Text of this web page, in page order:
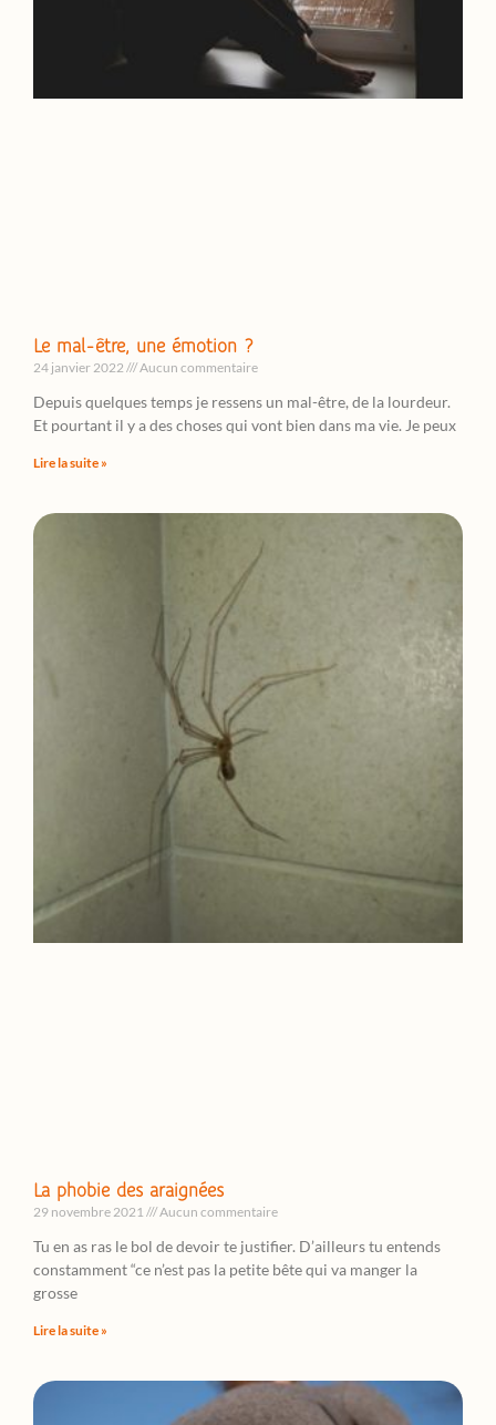
Le mal-être, une émotion ?
24 janvier 2022 Aucun commentaire
Depuis quelques temps je ressens un mal-être, de la lourdeur.
Et pourtant il y a des choses qui vont bien dans ma vie. Je peux
Lire la suite »
La phobie des araignées
29 novembre 2021 Aucun commentaire
Tu en as ras le bol de devoir te justifier. D’ailleurs tu entends
constamment “ce n’est pas la petite bête qui va manger la
grosse
Lire la suite »